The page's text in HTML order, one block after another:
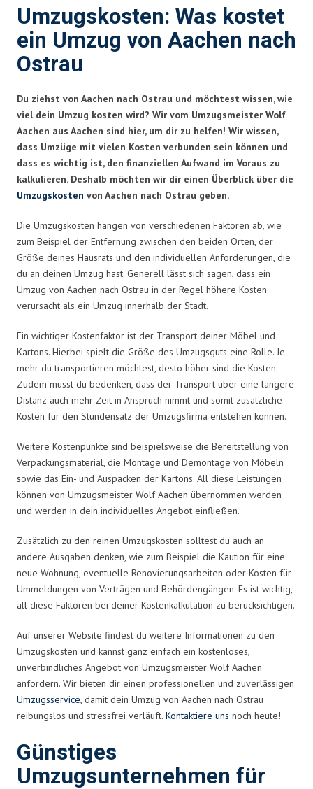
Umzugskosten: Was kostet
ein Umzug von Aachen nach
Ostrau
Du ziehst von Aachen nach Ostrau und möchtest wissen, wie
viel dein Umzug kosten wird? Wir vom Umzugsmeister Wolf
Aachen aus Aachen sind hier, um dir zu helfen! Wir wissen,
dass Umzüge mit vielen Kosten verbunden sein können und
dass es wichtig ist, den finanziellen Aufwand im Voraus zu
kalkulieren. Deshalb möchten wir dir einen Überblick über die
Umzugskosten von Aachen nach Ostrau geben.
Die Umzugskosten hängen von verschiedenen Faktoren ab, wie
zum Beispiel der Entfernung zwischen den beiden Orten, der
Größe deines Hausrats und den individuellen Anforderungen, die
du an deinen Umzug hast. Generell lässt sich sagen, dass ein
Umzug von Aachen nach Ostrau in der Regel höhere Kosten
verursacht als ein Umzug innerhalb der Stadt.
Ein wichtiger Kostenfaktor ist der Transport deiner Möbel und
Kartons. Hierbei spielt die Größe des Umzugsguts eine Rolle. Je
mehr du transportieren möchtest, desto höher sind die Kosten.
Zudem musst du bedenken, dass der Transport über eine längere
Distanz auch mehr Zeit in Anspruch nimmt und somit zusätzliche
Kosten für den Stundensatz der Umzugsfirma entstehen können.
Weitere Kostenpunkte sind beispielsweise die Bereitstellung von
Verpackungsmaterial, die Montage und Demontage von Möbeln
sowie das Ein- und Auspacken der Kartons. All diese Leistungen
können von Umzugsmeister Wolf Aachen übernommen werden
und werden in dein individuelles Angebot einfließen.
Zusätzlich zu den reinen Umzugskosten solltest du auch an
andere Ausgaben denken, wie zum Beispiel die Kaution für eine
neue Wohnung, eventuelle Renovierungsarbeiten oder Kosten für
Ummeldungen von Verträgen und Behördengängen. Es ist wichtig,
all diese Faktoren bei deiner Kostenkalkulation zu berücksichtigen.
Auf unserer Website findest du weitere Informationen zu den
Umzugskosten und kannst ganz einfach ein kostenloses,
unverbindliches Angebot von Umzugsmeister Wolf Aachen
anfordern. Wir bieten dir einen professionellen und zuverlässigen
Umzugsservice, damit dein Umzug von Aachen nach Ostrau
reibungslos und stressfrei verläuft. Kontaktiere uns noch heute!
Günstiges
Umzugsunternehmen für